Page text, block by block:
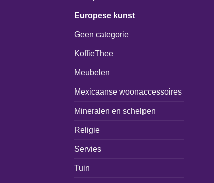
Europese kunst
Geen categorie
KoffieThee
Meubelen
Mexicaanse woonaccessoires
Mineralen en schelpen
Religie
Servies
Tuin